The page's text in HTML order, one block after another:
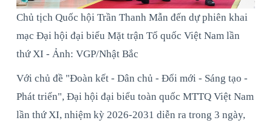
Chủ tịch Quốc hội Trần Thanh Mẫn đến dự phiên khai
mạc Đại hội đại biểu Mặt trận Tổ quốc Việt Nam lần
thứ XI - Ảnh: VGP/Nhật Bắc
Với chủ đề "Đoàn kết - Dân chủ - Đổi mới - Sáng tạo -
Phát triển", Đại hội đại biểu toàn quốc MTTQ Việt Nam
lần thứ XI, nhiệm kỳ 2026-2031 diễn ra trong 3 ngày,